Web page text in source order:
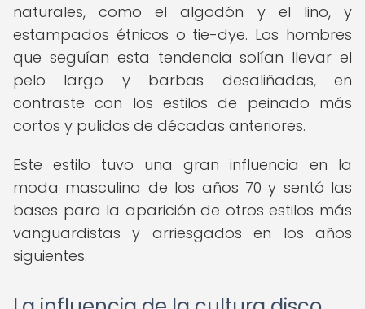
naturales, como el algodón y el lino, y
estampados étnicos o tie-dye. Los hombres
que seguían esta tendencia solían llevar el
pelo largo y barbas desaliñadas, en
contraste con los estilos de peinado más
cortos y pulidos de décadas anteriores.
Este estilo tuvo una gran influencia en la
moda masculina de los años 70 y sentó las
bases para la aparición de otros estilos más
vanguardistas y arriesgados en los años
siguientes.